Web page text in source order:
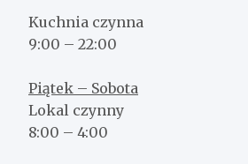
Kuchnia czynna
9:00 – 22:00
Piątek – Sobota
Lokal czynny
8:00 – 4:00